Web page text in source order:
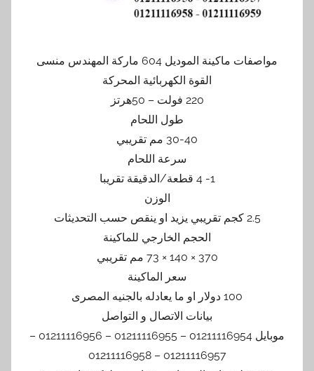
مواصفات ماكينة الموديل 604 ماركة المهندس منسى
القوة الكهربائية المحركة
220 فولت – 50هرتز
طول اللحام
30-40 مم تقريبي
سرعة اللحام
1- 4 قطعة/الدقيقة تقريبا
الوزن
2.5 كجم تقريبي يزيد او ينقص حسب التحديثات
الحجم الخارجي للماكينة
370 × 140 × 73 مم تقريبي
سعر الماكينة
100 دولار او ما يعادله بالجنيه المصرى
بيانات الاتصال و التواصل
موبايل 01211116954 – 01211116955 – 01211116956 –
01211116957 – 01211116958